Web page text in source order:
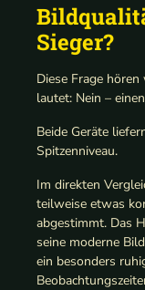
Sieger?
Diese Frage
lautet: Nein –
Beide Geräte
Spitzenniveau.
Im direkten
teilweise etwas
abgestimmt. Das
seine moderne
ein besonders